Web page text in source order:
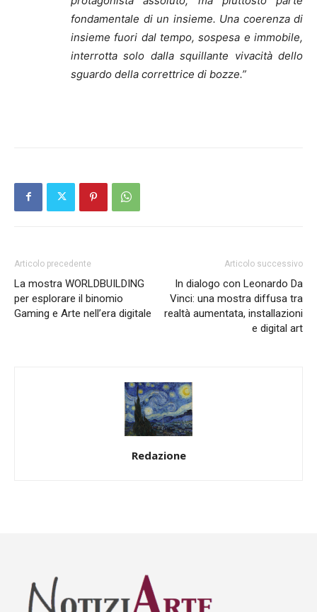
fondamentale di un insieme. Una coerenza di
insieme fuori dal tempo, sospesa e immobile,
interrotta solo dalla squillante vivacità dello
sguardo della correttrice di bozze.”
Articolo precedente
La mostra WORLDBUILDING
per esplorare il binomio
Gaming e Arte nell’era digitale
Articolo successivo
In dialogo con Leonardo Da
Vinci: una mostra diffusa tra
realtà aumentata, installazioni
e digital art
Redazione